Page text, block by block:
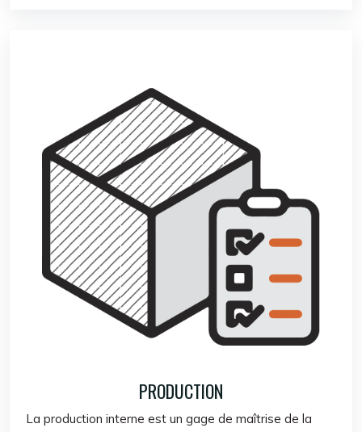
PRODUCTION
La production interne est un gage de maîtrise de la